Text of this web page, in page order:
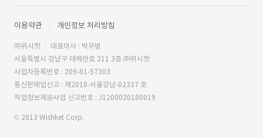
이용약관 개인정보 처리방침
㈜위시켓
대표이사 : 박우범
서울특별시 강남구 테헤란로 211 3층 ㈜위시켓
사업자등록번호 : 209-81-57303
통신판매업신고 : 제2018-서울강남-02337 호
직업정보제공사업 신고번호 : J1200020180019
© 2013 Wishket Corp.